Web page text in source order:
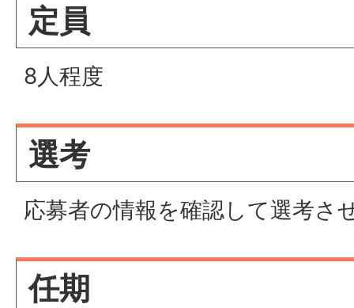
定員
8人程度
選考
応募者の情報を確認して選考さ
任期